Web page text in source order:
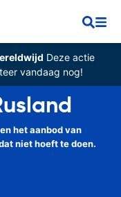
Deze actie
vandaag nog!
het aanbod van
niet hoeft te doen.